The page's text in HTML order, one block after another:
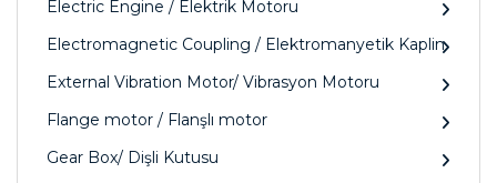
Electric Engine / Elektrik Motoru
Electromagnetic Coupling / Elektromanyetik Kaplin
External Vibration Motor/ Vibrasyon Motoru
Flange motor / Flanşlı motor
Gear Box/ Dişli Kutusu